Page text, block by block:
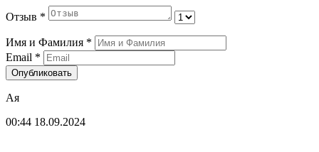
Отзыв *
Имя и Фамилия *
Email *
Опубликовать
Ая
00:44 18.09.2024